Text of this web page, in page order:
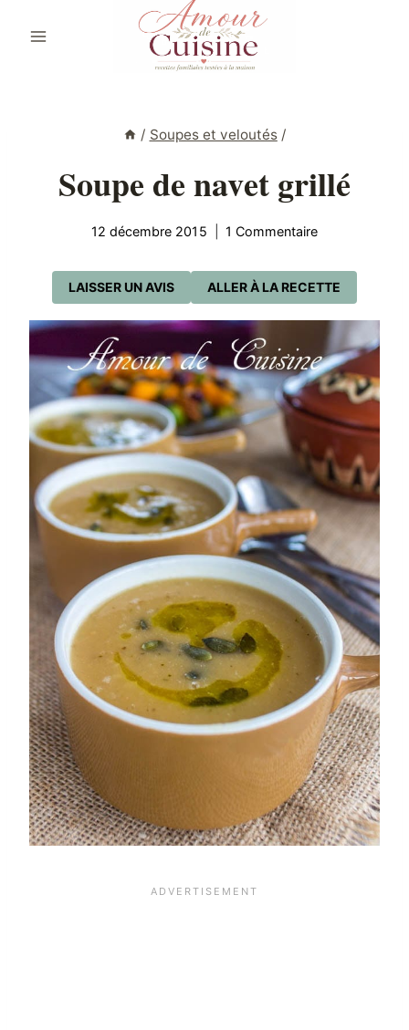
/ Soupes et veloutés /
Soupe de navet grillé
12 décembre 2015 1 Commentaire
ALLER À LA RECETTE
LAISSER UN AVIS